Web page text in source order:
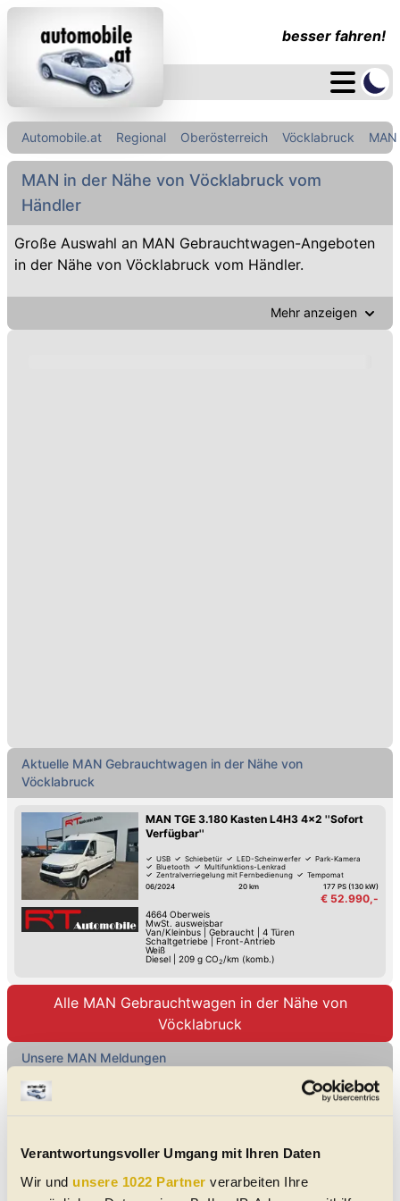
Verantwortungsvoller Umgang mit Ihren Daten
Wir und unsere 1022 Partner verarbeiten Ihre
besser fahren!
Automobile.at Regional Oberösterreich Vöcklabruck MAN
MAN in der Nähe von Vöcklabruck vom
Händler
Große Auswahl an MAN Gebrauchtwagen-Angeboten
in der Nähe von Vöcklabruck vom Händler.
Mehr anzeigen
Aktuelle MAN Gebrauchtwagen in der Nähe von
Vöcklabruck
MAN TGE 3.180 Kasten L4H3 4x2 ''Sofort
Verfügbar''
USB Schiebetür LED-Scheinwerfer
Park-Kamera
Bluetooth
Multifunktions-Lenkrad
Zentralverriegelung mit Fernbedienung
Tempomat
06/2024
20 km 177 PS (130 kW)
€ 52.990,-
4664 Oberweis
MwSt. ausweisbar
Van/Kleinbus| Gebraucht
4 Türen
Schaltgetriebe| Front-Antrieb
Weiß
Diesel
209 g CO2 /km (komb.)
Alle MAN Gebrauchtwagen in der Nähe von
Vöcklabruck
Unsere MAN Meldungen
Marecamper 2.0: Minimalismus
Nasszelle, bietet dafür durchdachtes Design, 160×200-cm-